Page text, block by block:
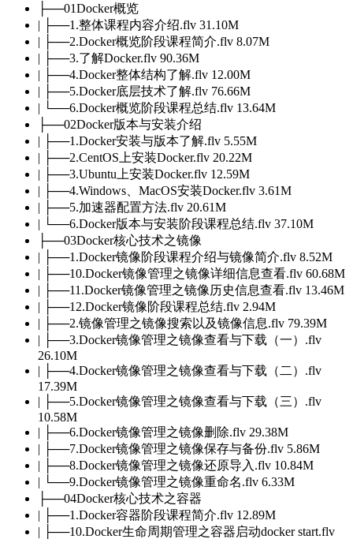
├──01Docker概览
| ├──1.整体课程内容介绍.flv 31.10M
| ├──2.Docker概览阶段课程简介.flv 8.07M
| ├──3.了解Docker.flv 90.36M
| ├──4.Docker整体结构了解.flv 12.00M
| ├──5.Docker底层技术了解.flv 76.66M
| └──6.Docker概览阶段课程总结.flv 13.64M
├──02Docker版本与安装介绍
| ├──1.Docker安装与版本了解.flv 5.55M
| ├──2.CentOS上安装Docker.flv 20.22M
| ├──3.Ubuntu上安装Docker.flv 12.59M
| ├──4.Windows、MacOS安装Docker.flv 3.61M
| ├──5.加速器配置方法.flv 20.61M
| └──6.Docker版本与安装阶段课程总结.flv 37.10M
├──03Docker核心技术之镜像
| ├──1.Docker镜像阶段课程介绍与镜像简介.flv 8.52M
| ├──10.Docker镜像管理之镜像详细信息查看.flv 60.68M
| ├──11.Docker镜像管理之镜像历史信息查看.flv 13.46M
| ├──12.Docker镜像阶段课程总结.flv 2.94M
| ├──2.镜像管理之镜像搜索以及镜像信息.flv 79.39M
| ├──3.Docker镜像管理之镜像查看与下载（一）.flv
26.10M
| ├──4.Docker镜像管理之镜像查看与下载（二）.flv
17.39M
| ├──5.Docker镜像管理之镜像查看与下载（三）.flv
10.58M
| ├──6.Docker镜像管理之镜像删除.flv 29.38M
| ├──7.Docker镜像管理之镜像保存与备份.flv 5.86M
| ├──8.Docker镜像管理之镜像还原导入.flv 10.84M
| └──9.Docker镜像管理之镜像重命名.flv 6.33M
├──04Docker核心技术之容器
| ├──1.Docker容器阶段课程简介.flv 12.89M
| ├──10.Docker生命周期管理之容器启动docker start.flv